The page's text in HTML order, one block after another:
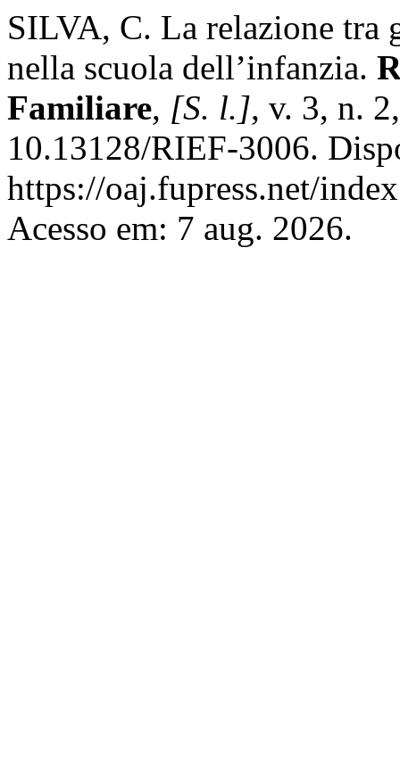
SILVA, C. La relazione tra
nella scuola dell’infanzia.
Familiare, [S. l.], v. 3, n.
10.13128/RIEF-3006.
https://oaj.fupress.net/
Acesso em: 7 aug. 2026.